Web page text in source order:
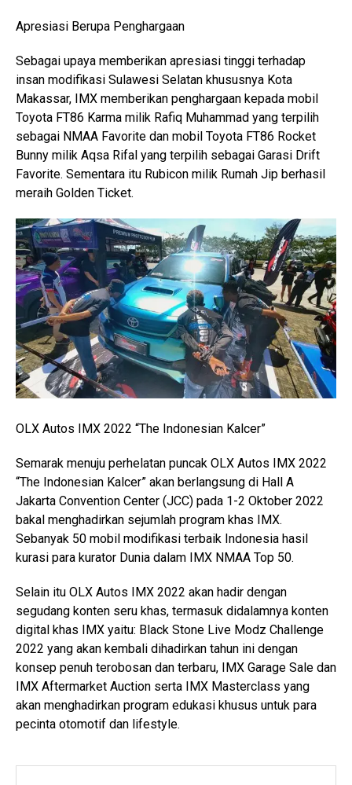
Apresiasi Berupa Penghargaan
Sebagai upaya memberikan apresiasi tinggi terhadap
insan modifikasi Sulawesi Selatan khususnya Kota
Makassar, IMX memberikan penghargaan kepada mobil
Toyota FT86 Karma milik Rafiq Muhammad yang terpilih
sebagai NMAA Favorite dan mobil Toyota FT86 Rocket
Bunny milik Aqsa Rifal yang terpilih sebagai Garasi Drift
Favorite. Sementara itu Rubicon milik Rumah Jip berhasil
meraih Golden Ticket.
OLX Autos IMX 2022 “The Indonesian Kalcer”
Semarak menuju perhelatan puncak OLX Autos IMX 2022
“The Indonesian Kalcer” akan berlangsung di Hall A
Jakarta Convention Center (JCC) pada 1-2 Oktober 2022
bakal menghadirkan sejumlah program khas IMX.
Sebanyak 50 mobil modifikasi terbaik Indonesia hasil
kurasi para kurator Dunia dalam IMX NMAA Top 50.
Selain itu OLX Autos IMX 2022 akan hadir dengan
segudang konten seru khas, termasuk didalamnya konten
digital khas IMX yaitu: Black Stone Live Modz Challenge
2022 yang akan kembali dihadirkan tahun ini dengan
konsep penuh terobosan dan terbaru, IMX Garage Sale dan
IMX Aftermarket Auction serta IMX Masterclass yang
akan menghadirkan program edukasi khusus untuk para
pecinta otomotif dan lifestyle.